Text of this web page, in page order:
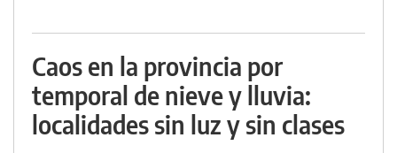
Caos en la provincia por
temporal de nieve y lluvia:
localidades sin luz y sin clases